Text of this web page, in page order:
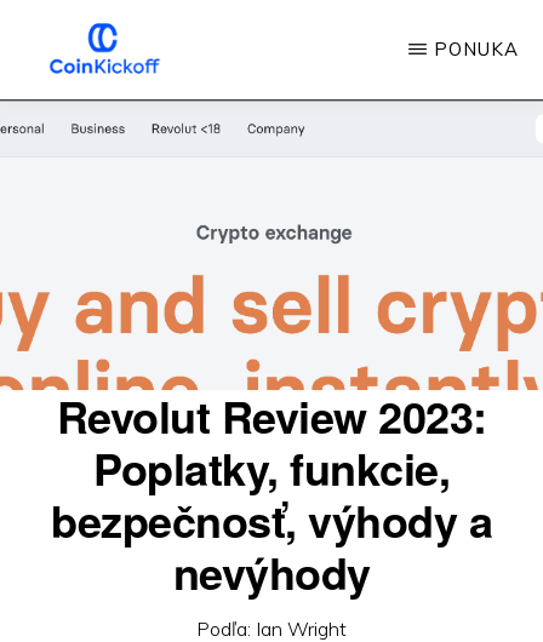
hlavný
obsah
VÝKOP
MINCE
PONUKA
Revolut Review 2023:
Poplatky, funkcie,
bezpečnosť, výhody a
nevýhody
Podľa: Ian Wright